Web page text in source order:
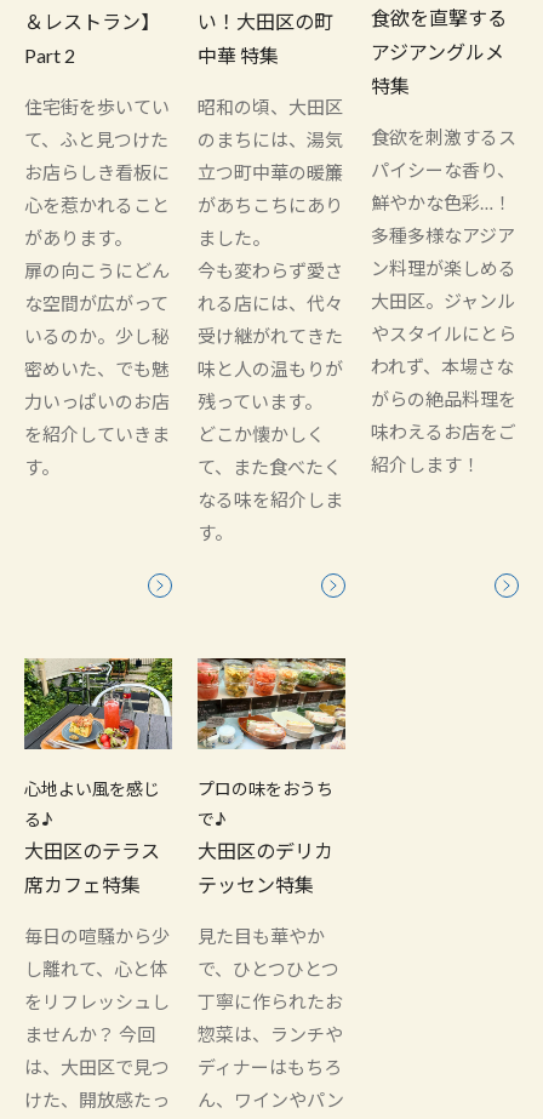
＆レストラン】
Part 2
住宅街を歩いてい
て、ふと見つけた
お店らしき看板に
心を惹かれること
があります。
扉の向こうにどん
な空間が広がって
いるのか。少し秘
密めいた、でも魅
力いっぱいのお店
を紹介していきま
す。
い！大田区の町
中華 特集
昭和の頃、大田区
のまちには、湯気
立つ町中華の暖簾
があちこちにあり
ました。
今も変わらず愛さ
れる店には、代々
受け継がれてきた
味と人の温もりが
残っています。
どこか懐かしく
て、また食べたく
なる味を紹介しま
す。
食欲を直撃する
アジアングルメ
特集
食欲を刺激するス
パイシーな香り、
鮮やかな色彩…！
多種多様なアジア
ン料理が楽しめる
大田区。ジャンル
やスタイルにとら
われず、本場さな
がらの絶品料理を
味わえるお店をご
紹介します！
心地よい風を感じ
る♪
大田区のテラス
席カフェ特集
毎日の喧騒から少
し離れて、心と体
をリフレッシュし
ませんか？ 今回
は、大田区で見つ
けた、開放感たっ
プロの味をおうち
で♪
大田区のデリカ
テッセン特集
見た目も華やか
で、ひとつひとつ
丁寧に作られたお
惣菜は、ランチや
ディナーはもちろ
ん、ワインやパン